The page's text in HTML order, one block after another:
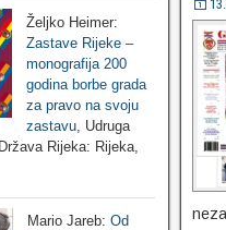
Željko Heimer:
Zastave Rijeke –
monografija 200
godina borbe grada
za pravo na svoju
zastavu, Udruga
Rijeka: Rijeka,
Mario Jareb: Od